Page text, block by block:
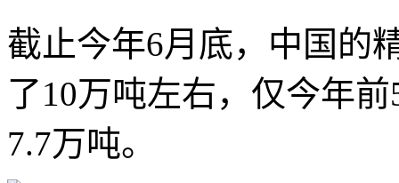
截止今年6月底，中国的
了10万吨左右，仅今年
7.7万吨。